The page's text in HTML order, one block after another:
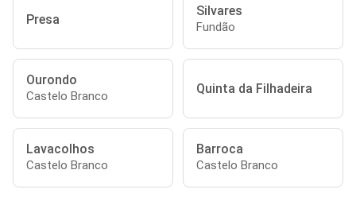
Presa
Silvares
Fundão
Ourondo
Castelo Branco Quinta da Filhadeira
Lavacolhos
Castelo Branco
Barroca
Castelo Branco